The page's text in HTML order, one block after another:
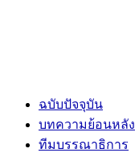
ฉบับปัจจุบัน
บทความย้อนหลัง
ทีมบรรณาธิการ